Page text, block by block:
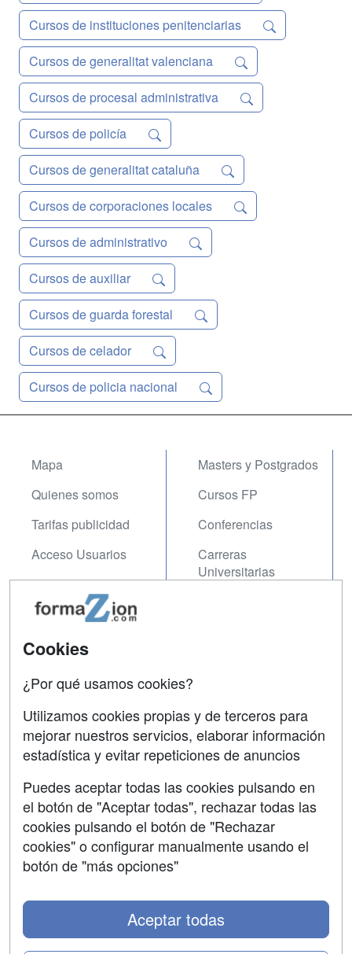
Cursos de instituciones penitenciarias
Cursos de generalitat valenciana
Cursos de procesal administrativa
Cursos de policía
Cursos de generalitat cataluña
Cursos de corporaciones locales
Cursos de administrativo
Cursos de auxiliar
Cursos de guarda forestal
Cursos de celador
Cursos de policia nacional
Mapa
Quienes somos
Tarifas publicidad
Acceso Usuarios
Acceso Centros
Masters y Postgrados
Cursos FP
Conferencias
Carreras
Universitarias
Contactar
Confidencialidad
Aviso legal
Copyleft
Grupo formazion:
Cookies
¿Por qué usamos cookies?
Utilizamos cookies propias y de terceros para
mejorar nuestros servicios, elaborar información
estadística y evitar repeticiones de anuncios
Puedes aceptar todas las cookies pulsando en
el botón de "Aceptar todas", rechazar todas las
cookies pulsando el botón de "Rechazar
cookies" o configurar manualmente usando el
botón de "más opciones"
Aceptar todas